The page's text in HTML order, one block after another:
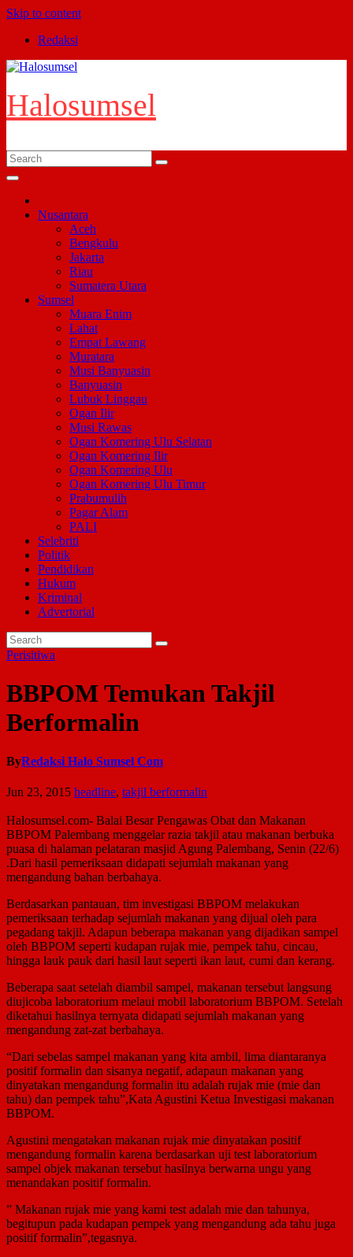
Skip to content
Redaksi
Halosumsel
Nusantara
Aceh
Bengkulu
Jakarta
Riau
Sumatera Utara
Sumsel
Muara Enim
Lahat
Empat Lawang
Muratara
Musi Banyuasin
Banyuasin
Lubuk Linggau
Ogan Ilir
Musi Rawas
Ogan Komering Ulu Selatan
Ogan Komering Ilir
Ogan Komering Ulu
Ogan Komering Ulu Timur
Prabumulih
Pagar Alam
PALI
Selebriti
Politik
Pendidikan
Hukum
Kriminal
Advertorial
Perisitiwa
BBPOM Temukan Takjil
Berformalin
ByRedaksi Halo Sumsel Com
Jun 23, 2015 headline, takjil berformalin
Halosumsel.com- Balai Besar Pengawas Obat dan Makanan
BBPOM Palembang menggelar razia takjil atau makanan berbuka
puasa di halaman pelataran masjid Agung Palembang, Senin (22/6)
.Dari hasil pemeriksaan didapati sejumlah makanan yang
mengandung bahan berbahaya.
Berdasarkan pantauan, tim investigasi BBPOM melakukan
pemeriksaan terhadap sejumlah makanan yang dijual oleh para
pegadang takjil. Adapun beberapa makanan yang dijadikan sampel
oleh BBPOM seperti kudapan rujak mie, pempek tahu, cincau,
hingga lauk pauk dari hasil laut seperti ikan laut, cumi dan kerang.
Beberapa saat setelah diambil sampel, makanan tersebut langsung
diujicoba laboratorium melaui mobil laboratorium BBPOM. Setelah
diketahui hasilnya ternyata didapati sejumlah makanan yang
mengandung zat-zat berbahaya.
“Dari sebelas sampel makanan yang kita ambil, lima diantaranya
positif formalin dan sisanya negatif, adapaun makanan yang
dinyatakan mengandung formalin itu adalah rujak mie (mie dan
tahu) dan pempek tahu”,Kata Agustini Ketua Investigasi makanan
BBPOM.
Agustini mengatakan makanan rujak mie dinyatakan positif
mengandung formalin karena berdasarkan uji test laboratorium
sampel objek makanan tersebut hasilnya berwarna ungu yang
menandakan positif formalin.
” Makanan rujak mie yang kami test adalah mie dan tahunya,
begitupun pada kudapan pempek yang mengandung ada tahu juga
positif formalin”,tegasnya.